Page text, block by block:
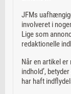
JFMs
involveret i
Lige som
redaktionelle
Når en artikel er
indhold’,
har haft